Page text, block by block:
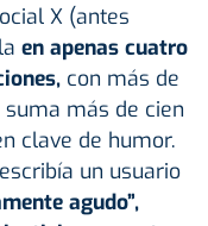
X (antes
en apenas cuatro
con más de
más de cien
clave de humor.
escribía un usuario
agudo”,